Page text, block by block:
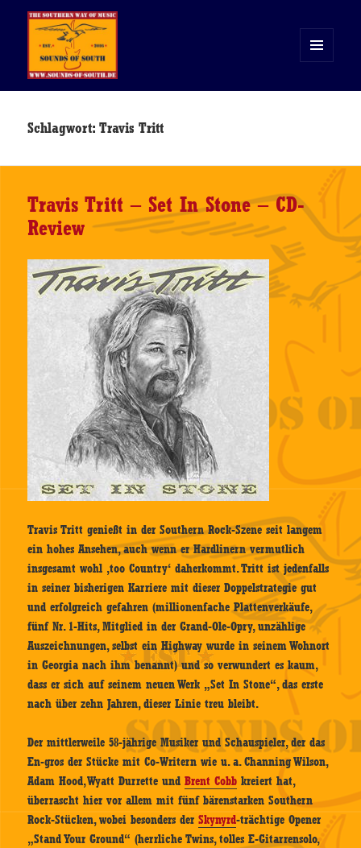
WIDGETS
Schlagwort:Travis Tritt
Travis Tritt – Set In Stone – CD-
Review
Travis Tritt genießt in der Southern Rock-Szene seit langem
ein hohes Ansehen, auch wenn er Hardlinern vermutlich
insgesamt wohl ‚too Country‘ daherkommt. Tritt ist jedenfalls
in seiner bisherigen Karriere mit dieser Doppelstrategie gut
und erfolgreich gefahren (millionenfache Plattenverkäufe,
fünf Nr. 1-Hits, Mitglied in der Grand-Ole-Opry, unzählige
Auszeichnungen, selbst ein Highway wurde in seinem Wohnort
in Georgia nach ihm benannt) und so verwundert es kaum,
dass er sich auf seinem neuen Werk „Set In Stone“, das erste
nach über zehn Jahren, dieser Linie treu bleibt.
Der mittlerweile 58-jährige Musiker und Schauspieler, der das
En-gros der Stücke mit Co-Writern wie u. a. Channing Wilson,
Adam Hood, Wyatt Durrette undBrent Cobb kreiert hat,
überrascht hier vor allem mit fünf bärenstarken Southern
Rock-Stücken, wobei besonders derSkynyrd-trächtige Opener
„Stand Your Ground“ (herrliche Twins, tolles E-Gitarrensolo,